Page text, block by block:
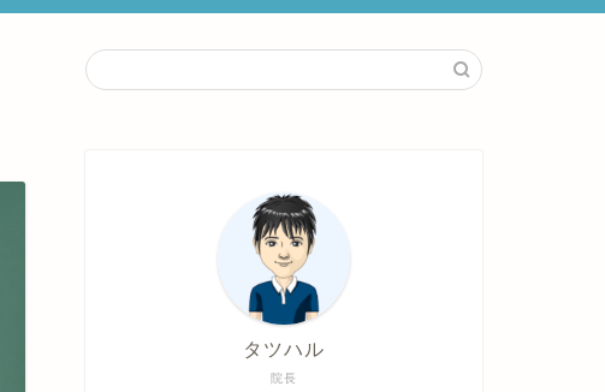
院長
タツハル